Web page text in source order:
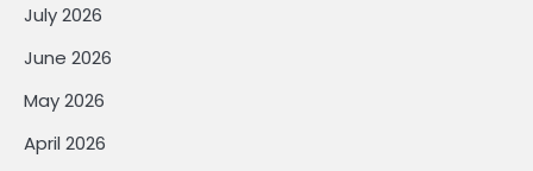
July 2026
June 2026
May 2026
April 2026